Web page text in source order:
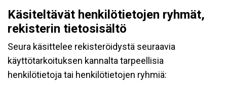
Käsiteltävät henkilötietojen ryhmät,
rekisterin tietosisältö
Seura käsittelee rekisteröidystä seuraavia
käyttötarkoituksen kannalta tarpeellisia
henkilötietoja tai henkilötietojen ryhmiä: